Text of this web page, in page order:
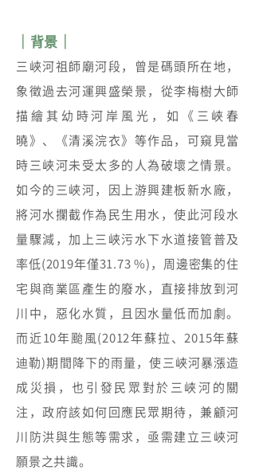
｜背景｜
三峽河祖師廟河段，曾是碼頭所在地，
象徵過去河運興盛榮景，從李梅樹大師
描繪其幼時河岸風光，如《三峽春
曉》、《清溪浣衣》等作品，可窺見當
時三峽河未受太多的人為破壞之情景。
如今的三峽河，因上游興建板新水廠，
將河水攔截作為民生用水，使此河段水
量驟減，加上三峽污水下水道接管普及
率低(2019年僅31.73 %)，周邊密集的住
宅與商業區產生的廢水，直接排放到河
川中，惡化水質，且因水量低而加劇。
而近10年颱風(2012年蘇拉、2015年蘇
迪勒)期間降下的雨量，使三峽河暴漲造
成災損，也引發民眾對於三峽河的關
注，政府該如何回應民眾期待，兼顧河
川防洪與生態等需求，亟需建立三峽河
願景之共識。